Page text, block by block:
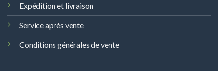
Expédition et livraison
Service après vente
Conditions générales de vente